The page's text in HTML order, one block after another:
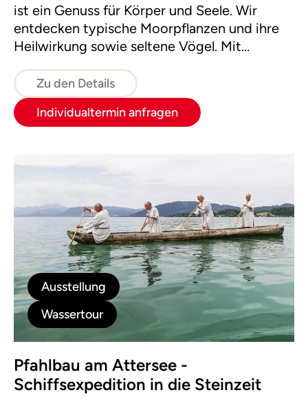
ist ein Genuss für Körper und Seele. Wir
entdecken typische Moorpflanzen und ihre
Heilwirkung sowie seltene Vögel. Mit
Fußbädern und Trinkkuren, lernen wir unsere
Gesundheit zu stärken.
Zu den Details
Individualtermin anfragen
Ausstellung
Wassertour
Pfahlbau am Attersee -
Schiffsexpedition in die Steinzeit